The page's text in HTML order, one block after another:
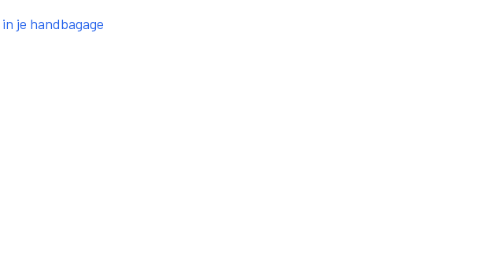
je handbagage